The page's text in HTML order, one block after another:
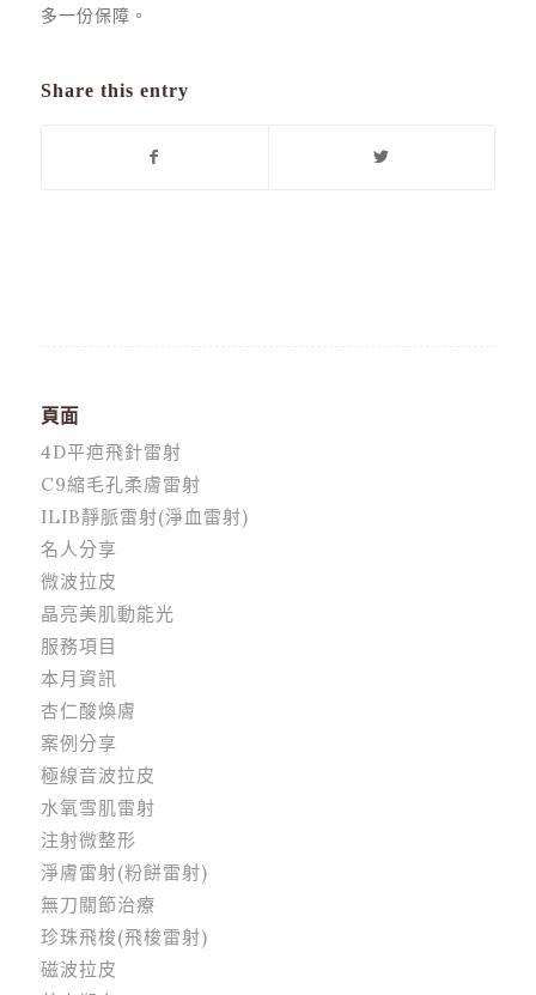
多一份保障。
Share this entry
頁面
4D平疤飛針雷射
C9縮毛孔柔膚雷射
ILIB靜脈雷射(淨血雷射)
名人分享
微波拉皮
晶亮美肌動能光
服務項目
本月資訊
杏仁酸煥膚
案例分享
極線音波拉皮
水氧雪肌雷射
注射微整形
淨膚雷射(粉餅雷射)
無刀關節治療
珍珠飛梭(飛梭雷射)
磁波拉皮